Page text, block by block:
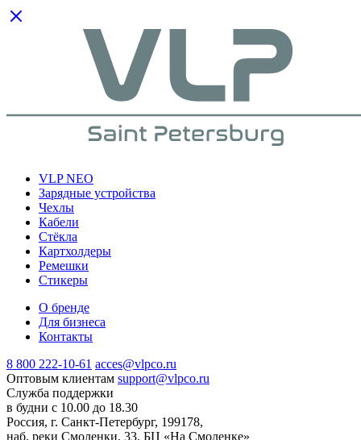
VLP NEO
Зарядные устройства
Чехлы
Кабели
Cтёкла
Картхолдеры
Ремешки
Стикеры
О бренде
Для бизнеса
Контакты
8 800 222-10-61 acces@vlpco.ru
Оптовым клиентам support@vlpco.ru
Служба поддержки
в будни с 10.00 до 18.30
Россия, г. Санкт-Петербург, 199178,
наб. реки Смоленки, 33, БЦ «На Смоленке»